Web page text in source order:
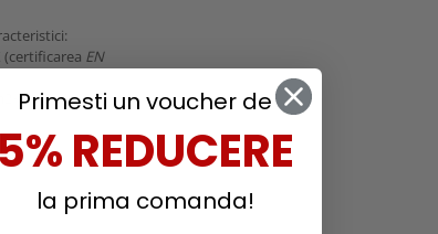
EN
W(B); in
Primesti un voucher de
5% REDUCERE
la prima comanda!